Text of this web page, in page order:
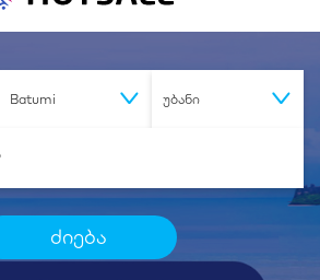
Batumi უბანი
ძიება